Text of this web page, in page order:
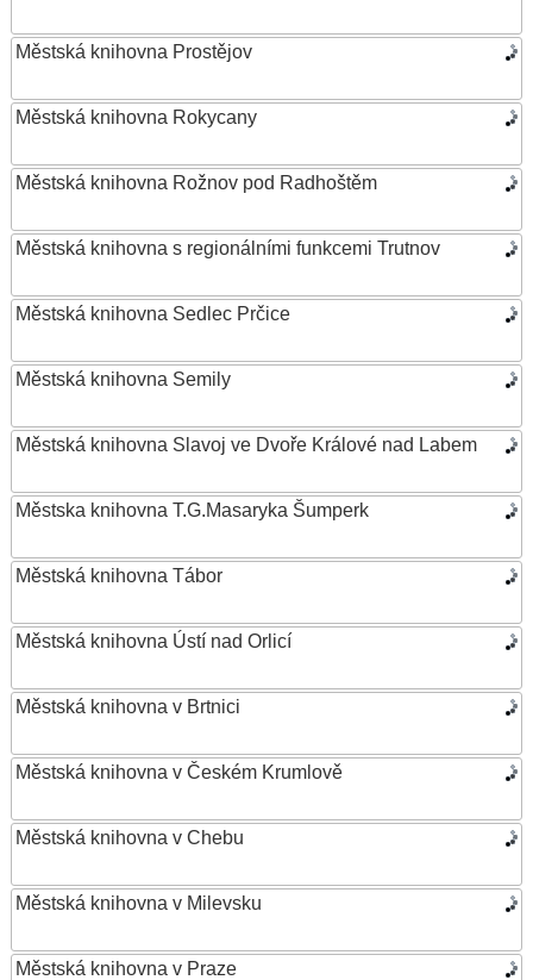
Městská knihovna Prostějov
Městská knihovna Rokycany
Městská knihovna Rožnov pod Radhoštěm
Městská knihovna s regionálními funkcemi Trutnov
Městská knihovna Sedlec Prčice
Městská knihovna Semily
Městská knihovna Slavoj ve Dvoře Králové nad Labem
Městska knihovna T.G.Masaryka Šumperk
Městská knihovna Tábor
Městská knihovna Ústí nad Orlicí
Městská knihovna v Brtnici
Městská knihovna v Českém Krumlově
Městská knihovna v Chebu
Městská knihovna v Milevsku
Městská knihovna v Praze